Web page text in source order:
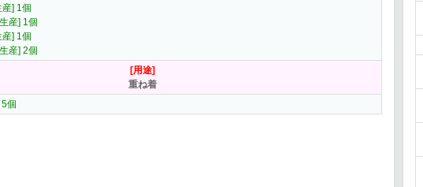
産] 1個
産] 1個
産] 1個
産] 2個
[用途]
重ね着
5個